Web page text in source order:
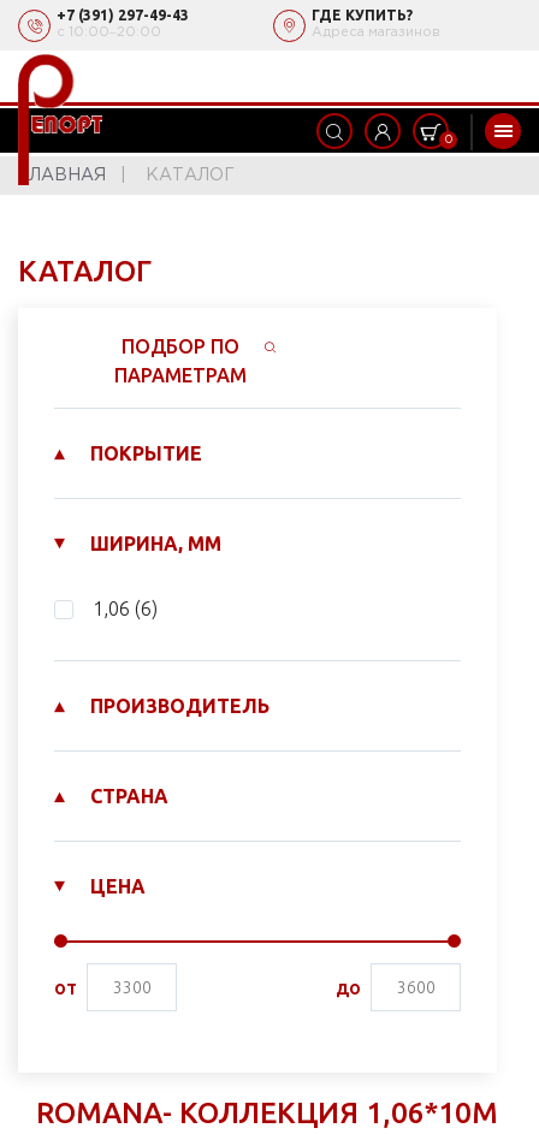
+7 (391) 297-49-43
с 10:00‒20:00
ГДЕ КУПИТЬ?
Адреса магазинов
0
ГЛАВНАЯ КАТАЛОГ
КАТАЛОГ
ПОДБОР ПО
ПАРАМЕТРАМ
ПОКРЫТИЕ
ШИРИНА, ММ
1,06 (6)
ПРОИЗВОДИТЕЛЬ
СТРАНА
ЦЕНА
от до
ROMANA- КОЛЛЕКЦИЯ 1,06*10М